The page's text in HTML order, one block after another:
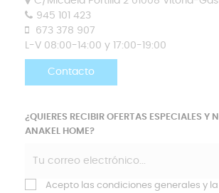
945 101 423
673 378 907
L-V 08:00-14:00 y 17:00-19:00
Contacto
¿QUIERES RECIBIR OFERTAS ESPECIALES Y
ANAKEL HOME?
Acepto las condiciones generales y